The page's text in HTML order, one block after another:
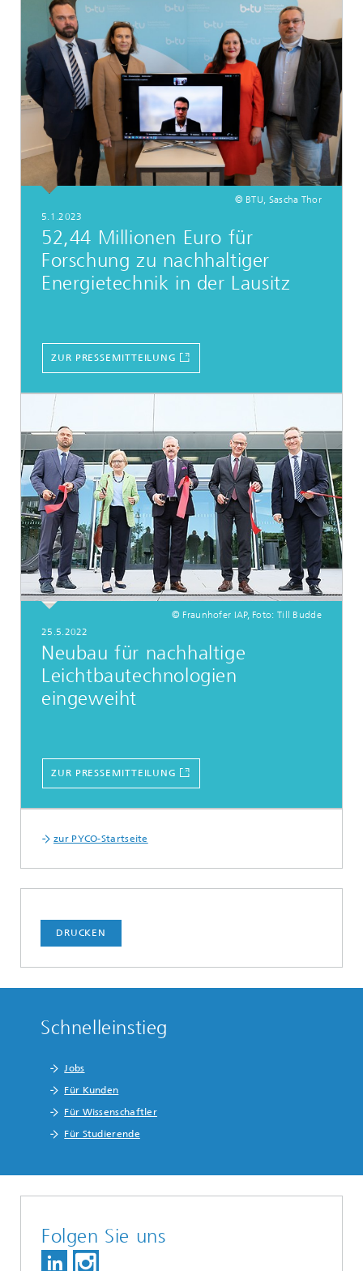
© BTU, Sascha Thor
5.1.2023
52,44 Millionen Euro für
Forschung zu nachhaltiger
Energietechnik in der Lausitz
ZUR PRESSEMITTEILUNG
© Fraunhofer IAP, Foto: Till Budde
25.5.2022
Neubau für nachhaltige
Leichtbautechnologien
eingeweiht
ZUR PRESSEMITTEILUNG
zur PYCO-Startseite
DRUCKEN
Schnelleinstieg
Jobs
Für Kunden
Für Wissenschaftler
Für Studierende
Folgen Sie uns